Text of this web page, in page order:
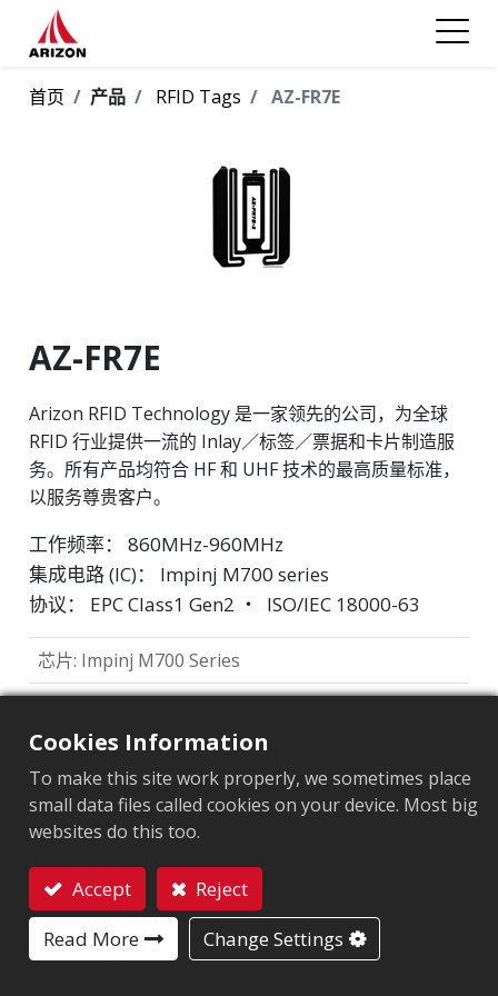
首页 产品 RFID Tags AZ-FR7E
AZ-FR7E
Arizon RFID Technology 是一家领先的公司，为全球
RFID 行业提供一流的 Inlay／标签／票据和卡片制造服
务。所有产品均符合 HF 和 UHF 技术的最高质量标准，
以服务尊贵客户。
工作频率： 860MHz-960MHz
集成电路 (IC)： Impinj M700 series
协议： EPC Class1 Gen2 ‧ ISO/IEC 18000-63
市场细分
服饰 零售 物流及邮政
芯片: Impinj M700 Series
EPC內存:128 bits/96 bits
用户內存: 0/32 bits
Cookies Information
To make this site work properly, we sometimes place
small data files called cookies on your device. Most big
websites do this too.
Accept
Reject
Read More
Change Settings